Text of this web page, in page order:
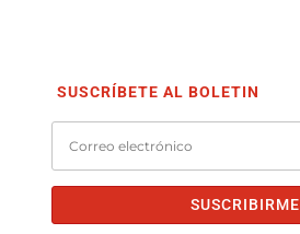
SUSCRÍBETE AL BOLETIN
SUSCRIBIRME